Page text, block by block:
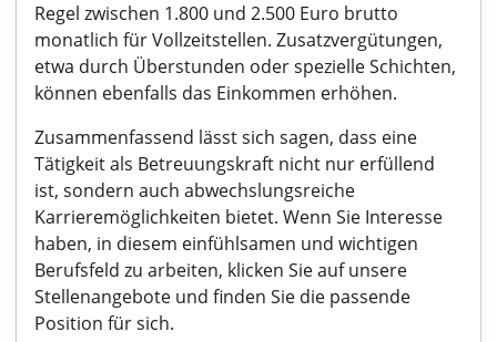
Regel zwischen 1.800 und 2.500 Euro brutto
monatlich für Vollzeitstellen. Zusatzvergütungen,
etwa durch Überstunden oder spezielle Schichten,
können ebenfalls das Einkommen erhöhen.
Zusammenfassend lässt sich sagen, dass eine
Tätigkeit als Betreuungskraft nicht nur erfüllend
ist, sondern auch abwechslungsreiche
Karrieremöglichkeiten bietet. Wenn Sie Interesse
haben, in diesem einfühlsamen und wichtigen
Berufsfeld zu arbeiten, klicken Sie auf unsere
Stellenangebote und finden Sie die passende
Position für sich.